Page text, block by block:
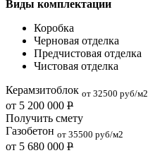
Виды комплектации
Коробка
Черновая отделка
Предчистовая отделка
Чистовая отделка
Керамзитоблок от 32500 руб/м2
от 5 200 000 Р
Получить смету
Газобетон от 35500 руб/м2
от 5 680 000 Р